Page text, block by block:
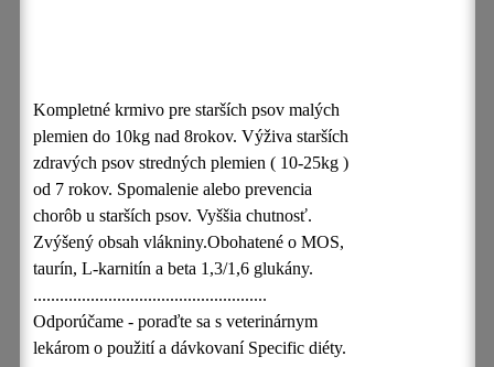
Kompletné krmivo pre starších psov malých
plemien do 10kg nad 8rokov. Výživa starších
zdravých psov stredných plemien ( 10-25kg )
od 7 rokov. Spomalenie alebo prevencia
chorôb u starších psov. Vyššia chutnosť.
Zvýšený obsah vlákniny.Obohatené o MOS,
taurín, L-karnitín a beta 1,3/1,6 glukány.
.....................................................
Odporúčame - poraďte sa s veterinárnym
lekárom o použití a dávkovaní Specific diéty.